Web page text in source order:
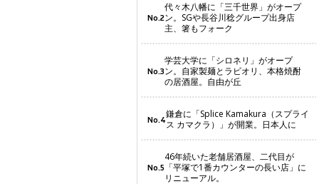
No.2
代々木八幡に「三千世界」がオープ
ン。SGや長谷川稔グループ出身店
主、箸もフォーク
No.3
学芸大学に「シロネリ」がオープ
ン。自家製麺とラビオリ、本格焼酎
の居酒屋。自由が丘
No.4鎌倉に「Splice Kamakura（スプライ
ス カマクラ）」が開業。日本人に
No.5
46年続いた老舗居酒屋、二代目が
「平塚で1番カウンターの長い店」に
リニューアル。